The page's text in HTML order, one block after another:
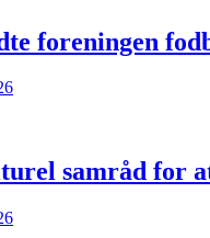
foreningen
samråd for